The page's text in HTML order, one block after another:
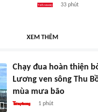
33 phút
XEM THÊM
Chạy đua hoàn thiện
Lương ven sông Thu
mùa mưa bão
1 phút